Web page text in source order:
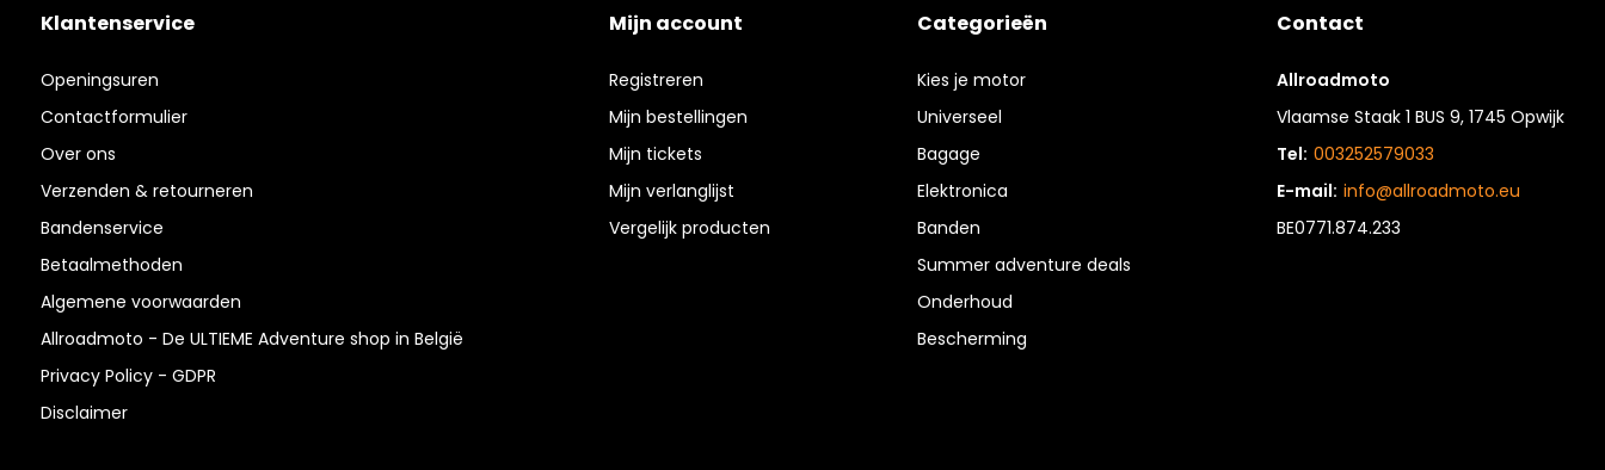
Klantenservice
Openingsuren
Contactformulier
Over ons
Verzenden & retourneren
Bandenservice
Betaalmethoden
Algemene voorwaarden
Allroadmoto - De ULTIEME Adventure shop in België
Privacy Policy - GDPR
Disclaimer
Mijn account
Registreren
Mijn bestellingen
Mijn tickets
Mijn verlanglijst
Vergelijk producten
Categorieën
Kies je motor
Universeel
Bagage
Elektronica
Banden
Summer adventure deals
Onderhoud
Bescherming
Contact
Allroadmoto
Vlaamse Staak 1 BUS 9, 1745 Opwijk
Tel: 003252579033
E-mail: info@allroadmoto.eu
BE0771.874.233